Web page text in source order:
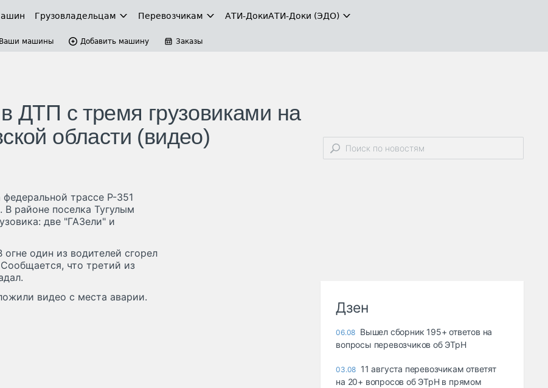
Грузовладельцам Перевозчикам АТИ-ДокиАТИ-Доки (ЭДО)
Ваши машины Добавить машину Заказы
ДТП с тремя грузовиками на
области (видео)
трассе Р-351
районе поселка Тугулым
две "ГАЗели" и
один из водителей сгорел
что третий из
видео с места аварии.
Дзен
06.08 Вышел сборник 195+ ответов на
вопросы перевозчиков об ЭТрН
03.08 11 августа перевозчикам ответят
на 20+ вопросов об ЭТрН в прямом